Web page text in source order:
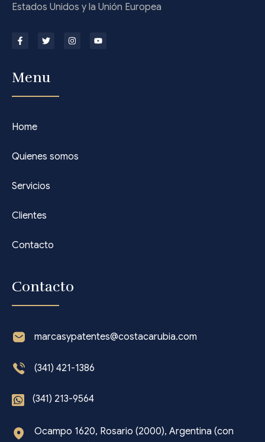
Estados Unidos y la Unión Europea
Menu
Home
Quienes somos
Servicios
Clientes
Contacto
Contacto
marcasypatentes@costacarubia.com
(341) 421-1386
(341) 213-9564
Ocampo 1620, Rosario (2000), Argentina (con